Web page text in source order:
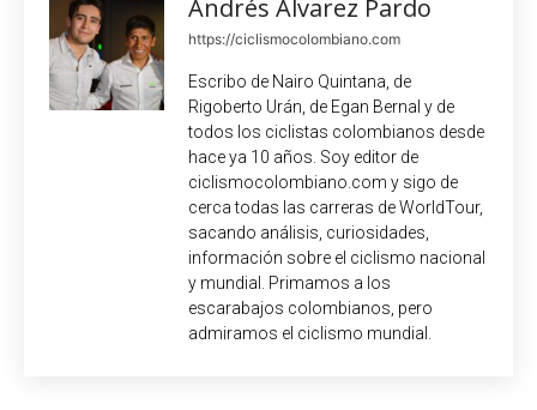
Andrés Álvarez Pardo
https://ciclismocolombiano.com
Escribo de Nairo Quintana, de
Rigoberto Urán, de Egan Bernal y de
todos los ciclistas colombianos desde
hace ya 10 años. Soy editor de
ciclismocolombiano.com y sigo de
cerca todas las carreras de WorldTour,
sacando análisis, curiosidades,
información sobre el ciclismo nacional
y mundial. Primamos a los
escarabajos colombianos, pero
admiramos el ciclismo mundial.